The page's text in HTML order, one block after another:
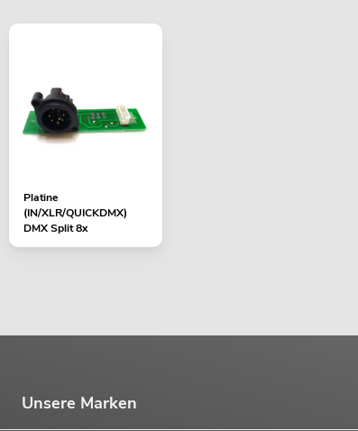
Platine
(IN/XLR/QUICKDMX)
DMX Split 8x
Unsere Marken